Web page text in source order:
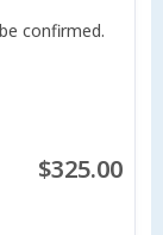
confirmed.
$325.00